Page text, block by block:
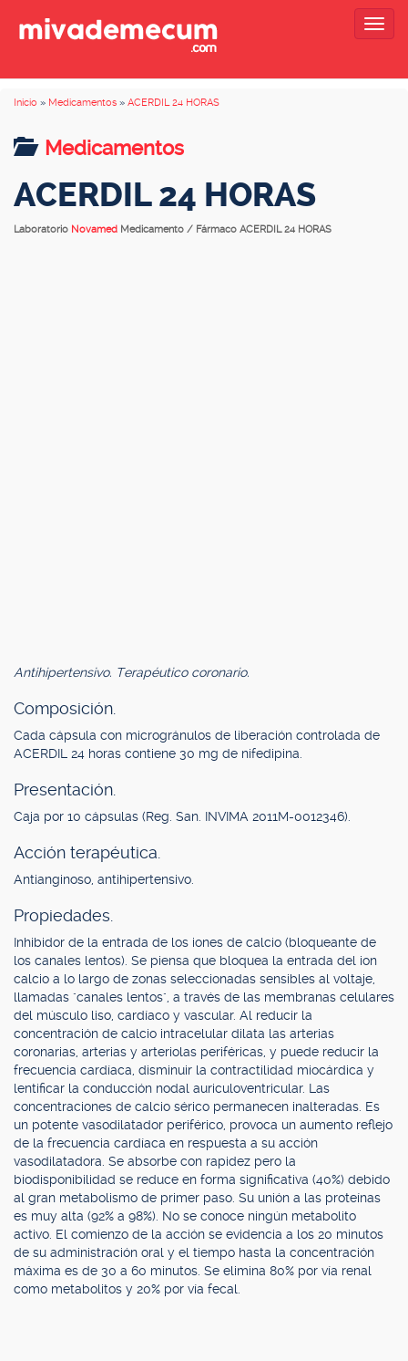
Inicio » Medicamentos » ACERDIL 24 HORAS
Medicamentos
ACERDIL 24 HORAS
Laboratorio Novamed Medicamento / Fármaco ACERDIL 24 HORAS
Antihipertensivo. Terapéutico coronario.
Composición.
Cada cápsula con microgránulos de liberación controlada de
ACERDIL 24 horas contiene 30 mg de nifedipina.
Presentación.
Caja por 10 cápsulas (Reg. San. INVIMA 2011M-0012346).
Acción terapéutica.
Antianginoso, antihipertensivo.
Propiedades.
Inhibidor de la entrada de los iones de calcio (bloqueante de
los canales lentos). Se piensa que bloquea la entrada del ion
calcio a lo largo de zonas seleccionadas sensibles al voltaje,
llamadas "canales lentos", a través de las membranas celulares
del músculo liso, cardíaco y vascular. Al reducir la
concentración de calcio intracelular dilata las arterias
coronarias, arterias y arteriolas periféricas, y puede reducir la
frecuencia cardíaca, disminuir la contractilidad miocárdica y
lentificar la conducción nodal auriculoventricular. Las
concentraciones de calcio sérico permanecen inalteradas. Es
un potente vasodilatador periférico, provoca un aumento reflejo
de la frecuencia cardíaca en respuesta a su acción
vasodilatadora. Se absorbe con rapidez pero la
biodisponibilidad se reduce en forma significativa (40%) debido
al gran metabolismo de primer paso. Su unión a las proteínas
es muy alta (92% a 98%). No se conoce ningún metabolito
activo. El comienzo de la acción se evidencia a los 20 minutos
de su administración oral y el tiempo hasta la concentración
máxima es de 30 a 60 minutos. Se elimina 80% por vía renal
como metabolitos y 20% por vía fecal.